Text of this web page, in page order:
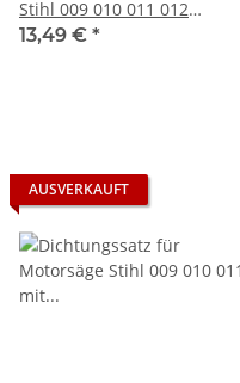
Stihl 009 010 011 012
Wartung Set
13,49 € *
AUSVERKAUFT